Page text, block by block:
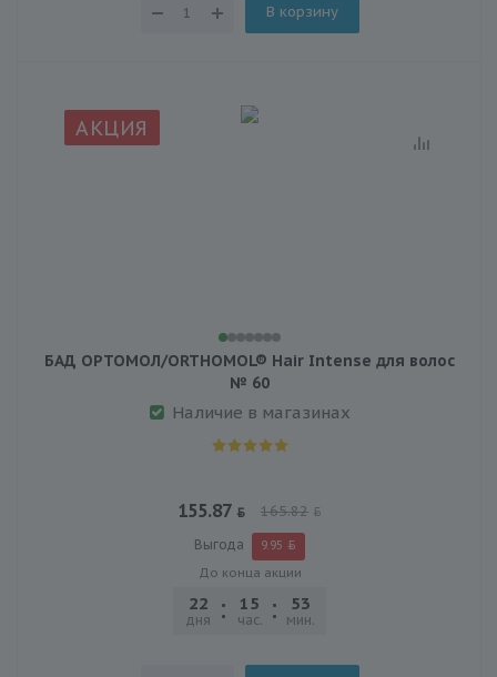
В корзину
АКЦИЯ
БАД ОРТОМОЛ/ORTHOMOL® Hair Intense для волос
№ 60
Наличие в магазинах
155.87 165.82
Выгода 9.95
До конца акции
22
дня
15
час.
53
мин.